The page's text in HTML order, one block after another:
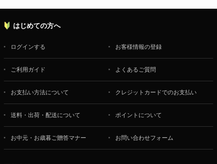
はじめての方へ
ログインする お客様情報の登録
ご利用ガイド よくあるご質問
お支払い方法について クレジットカードでのお支払い
送料・出荷・配送について ポイントについて
お中元・お歳暮ご贈答マナー お問い合わせフォーム